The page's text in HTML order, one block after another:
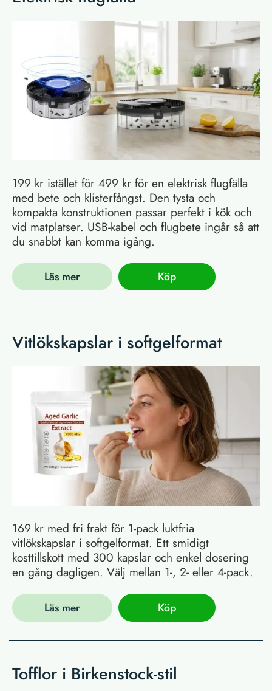
199 kr istället för 499 kr för en elektrisk flugfälla
med bete och klisterfångst. Den tysta och
kompakta konstruktionen passar perfekt i kök och
vid matplatser. USB-kabel och flugbete ingår så att
du snabbt kan komma igång.
Läs mer Köp
Vitlökskapslar i softgelformat
169 kr med fri frakt för 1-pack luktfria
vitlökskapslar i softgelformat. Ett smidigt
kosttillskott med 300 kapslar och enkel dosering
en gång dagligen. Välj mellan 1-, 2- eller 4-pack.
Läs mer Köp
Tofflor i Birkenstock-stil